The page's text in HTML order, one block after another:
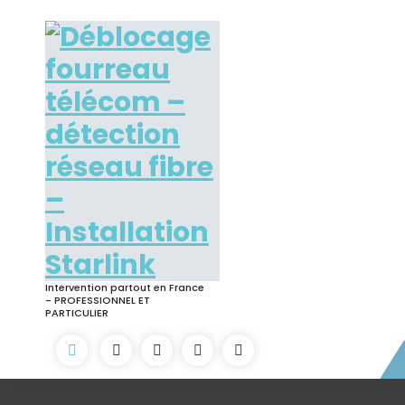
content
Intervention partout en France
- PROFESSIONNEL ET
PARTICULIER